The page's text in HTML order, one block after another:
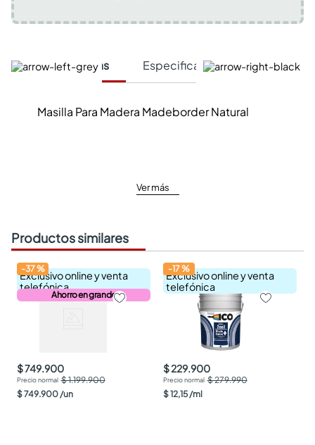
Características Especificaciones Técnicas
Masilla Para Madera Madeborder Natural
Ver más
Productos similares
Exclusivo online y venta
telefónica
Ahorro en grande
-37%
$ 749.900
$ 1.199.900
$749.900 /un
Exclusivo online y venta
telefónica
-17%
$ 229.900
$ 279.990
$12,15 /ml